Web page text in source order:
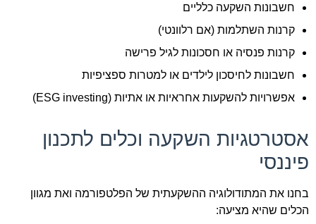
חשבונות השקעה כלליים
קרנות השתלמות (אם רלוונטי)
קרנות פנסיה או חסכונות לגיל פרישה
חשבונות לחיסכון לילדים או למטרות ספציפיות
אפשרויות להשקעות אחראיות או אתיות (ESG investing)
אסטרטגיות השקעה וכלים לתכנון
פיננסי
בחנו את המתודולוגיה ההשקעתית של הפלטפורמה ואת מגוון
הכלים שהיא מציעה: